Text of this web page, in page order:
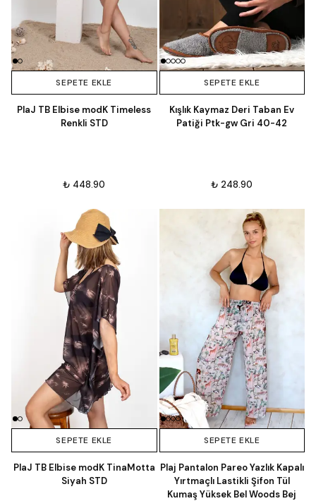
SEPETE EKLE
PlaJ TB Elbise modK Timeless
Renkli STD
₺ 448.90
SEPETE EKLE
Kışlık Kaymaz Deri Taban Ev
Patiği Ptk-gw Gri 40-42
₺ 248.90
SEPETE EKLE
PlaJ TB Elbise modK TinaMotta
Siyah STD
SEPETE EKLE
Plaj Pantalon Pareo Yazlık Kapalı
Yırtmaçlı Lastikli Şifon Tül
Kumaş Yüksek Bel Woods Bej